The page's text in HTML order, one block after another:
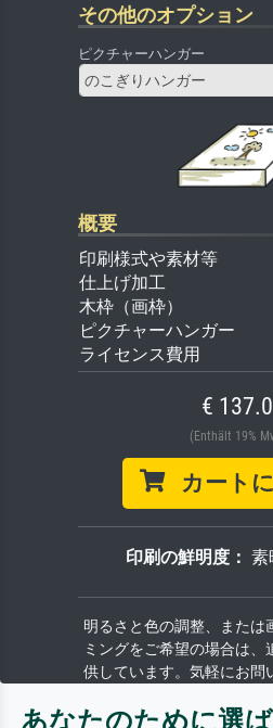
その他のオプション
ピクチャーハンガー
のこぎりハンガー
概要
印刷様式や素材等
仕上げ加工
木枠（画枠）
ピクチャーハンガー
ライセンス費用
€
(Enthält 19%
カートに
印刷の鮮明度： 素
明るさと色の調整、または
ミングをご希望の場合は、
供しています。気軽にお問
あなたのために選